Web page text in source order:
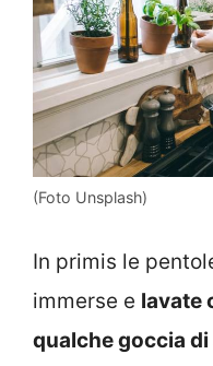
(Foto Unsplash)
In primis le
immerse e lavate
qualche goccia